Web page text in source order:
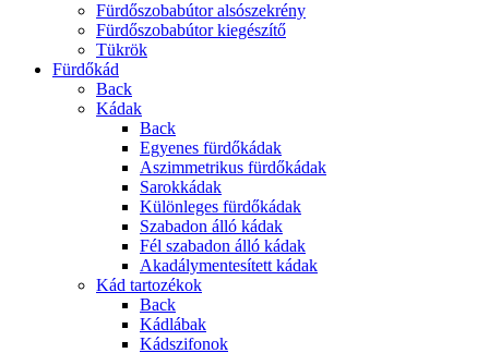
Fürdőszobabútor alsószekrény
Fürdőszobabútor kiegészítő
Tükrök
Fürdőkád
Back
Kádak
Back
Egyenes fürdőkádak
Aszimmetrikus fürdőkádak
Sarokkádak
Különleges fürdőkádak
Szabadon álló kádak
Fél szabadon álló kádak
Akadálymentesített kádak
Kád tartozékok
Back
Kádlábak
Kádszifonok